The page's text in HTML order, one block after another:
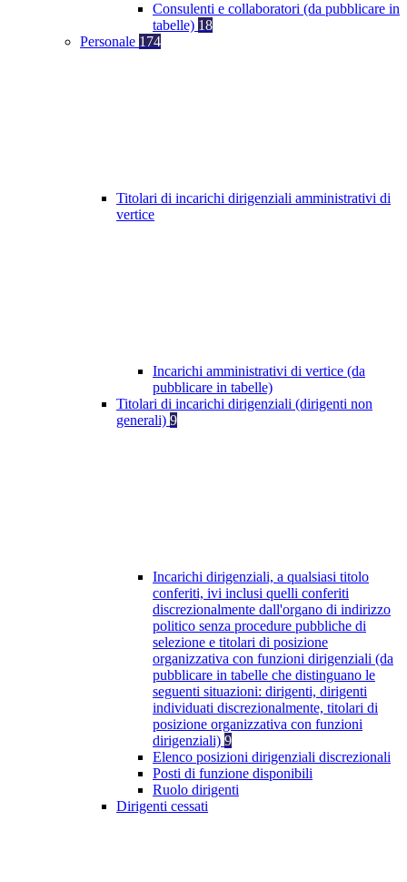
Consulenti e collaboratori (da pubblicare in
tabelle) 18
Personale 174
Titolari di incarichi dirigenziali amministrativi di
vertice
Incarichi amministrativi di vertice (da
pubblicare in tabelle)
Titolari di incarichi dirigenziali (dirigenti non
generali) 9
Incarichi dirigenziali, a qualsiasi titolo
conferiti, ivi inclusi quelli conferiti
discrezionalmente dall'organo di indirizzo
politico senza procedure pubbliche di
selezione e titolari di posizione
organizzativa con funzioni dirigenziali (da
pubblicare in tabelle che distinguano le
seguenti situazioni: dirigenti, dirigenti
individuati discrezionalmente, titolari di
posizione organizzativa con funzioni
dirigenziali) 9
Elenco posizioni dirigenziali discrezionali
Posti di funzione disponibili
Ruolo dirigenti
Dirigenti cessati